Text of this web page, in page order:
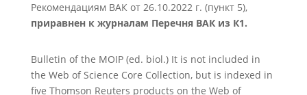
Рекомендациям ВАК от 26.10.2022 г. (пункт 5),
приравнен к журналам Перечня ВАК из К1.
Bulletin of the MOIP (ed. biol.) It is not included in
the Web of Science Core Collection, but is indexed in
five Thomson Reuters products on the Web of